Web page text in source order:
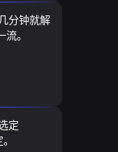
分钟就解
。
定